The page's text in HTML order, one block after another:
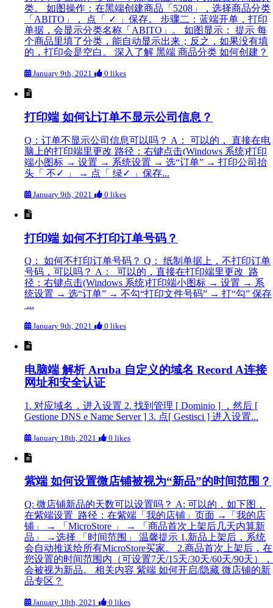
类。 如图操作：在黑端创建商品「5208」，选择商品分类
「ABITO」， 点「 ✓ 」保存。 步骤二：蓝端开单，打印
单据，会显示分类名称「ABITO」。 如图显示： 提示 每
个商品里填了分类，能自动显示出来；反之，如果没有填
的，打印会是空白。 深入了解 黑端 商品分类 如何创建？
January 9th, 2021 0 likes
打印端 如何让订单不显示公司信息？
Q：订单不显示公司信息可以吗？ A： 可以的， 直接在电
脑上的打印端里更改 路径：右键点击(Windows 系统)打印
端小图标 → 设置 → 系统设置 → 选“订单” → 打印公司抬
头「 不✓ 」 → 点「 绿✓ 」保存...
January 9th, 2021 0 likes
打印端 如何不打印订单号码？
Q： 如何不打印订单号码？ Q： 纸制单据上，不打印订单
号码，可以吗？ A： 可以的，直接在打印端里更改 路
径：右键点击(Windows 系统)打印端小图标 → 设置 → 系
统设置 → 选“订单” → 不勾“打印文件号码” → 打“勾” 保存
...
January 9th, 2021 0 likes
电脑端 解析 Aruba 自定义的域名 Record A连接
网址和安全认证
1. 对应域名，进入设置 2. 找到管理 [ Dominio ] ，然后 [
Gestione DNS e Name Server ] 3. 点[ Gestisci ] 进入设置...
January 18th, 2021 0 likes
紫端 如何设置微店铺被视为“新品”的时间范围？
Q: 微店铺新品的天数可以设置吗？ A: 可以的，如下图，
在紫端设置 路径：在紫端「我的店铺」页面 →「我的店
铺」 → 「MicroStore 」 → 「商品首次上架后几天内算新
品」 →选择 「时间范围」 温馨提示 1.新品上架后，系统
会自动推送给所有MicroStore买家。 2.商品首次上架后，在
您设置的时间范围内（可设置7天/15天/30天/60天/90天），
会被视为新品。 相关内容 紫端 如何开启/隐藏 微店铺的新
品专区？
January 18th, 2021 0 likes